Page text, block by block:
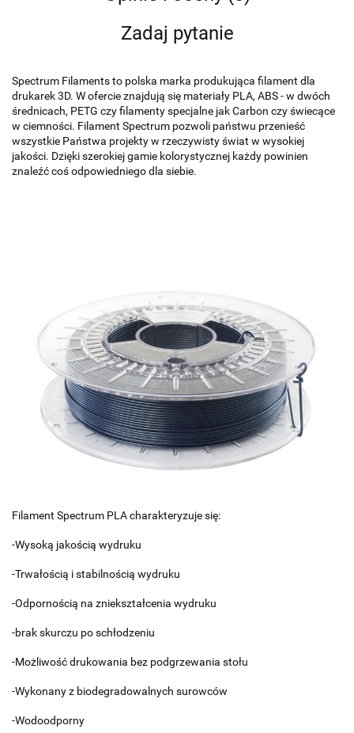
Zadaj pytanie
Spectrum Filaments to polska marka produkująca filament dla
drukarek 3D. W ofercie znajdują się materiały PLA, ABS - w dwóch
średnicach, PETG czy filamenty specjalne jak Carbon czy świecące
w ciemności. Filament Spectrum pozwoli państwu przenieść
wszystkie Państwa projekty w rzeczywisty świat w wysokiej
jakości. Dzięki szerokiej gamie kolorystycznej każdy powinien
znaleźć coś odpowiedniego dla siebie.
Filament Spectrum PLA charakteryzuje się:
-Wysoką jakością wydruku
-Trwałością i stabilnością wydruku
-Odpornością na zniekształcenia wydruku
-brak skurczu po schłodzeniu
-Możliwość drukowania bez podgrzewania stołu
-Wykonany z biodegradowalnych surowców
-Wodoodporny